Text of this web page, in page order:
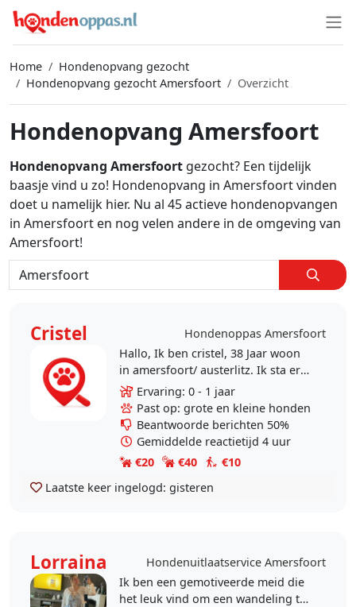
Home
Hondenopvang gezocht
Hondenopvang gezocht Amersfoort
Overzicht
Hondenopvang Amersfoort
Hondenopvang Amersfoort gezocht? Een tijdelijk
baasje vind u zo! Hondenopvang in Amersfoort vinden
doet u namelijk hier. Nu al 45 actieve hondenopvangen
in Amersfoort en nog velen andere in de omgeving van
Amersfoort!
Cristel
Hondenoppas Amersfoort
Hallo, Ik ben cristel, 38 Jaar woon
in amersfoort/ austerlitz. Ik sta er
voor open om op hondjes/ honden
te passen. Ik ben super gek op..
Ervaring: 0 - 1 jaar
Past op: grote en kleine honden
Beantwoorde berichten 50%
Gemiddelde reactietijd 4 uur
€20
€40
€10
Laatste keer ingelogd: gisteren
Lorraina
Hondenuitlaatservice Amersfoort
Ik ben een gemotiveerde meid die
het leuk vind om een wandeling te